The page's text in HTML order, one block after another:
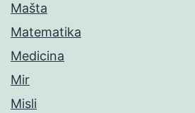
Mašta
Matematika
Medicina
Mir
Misli